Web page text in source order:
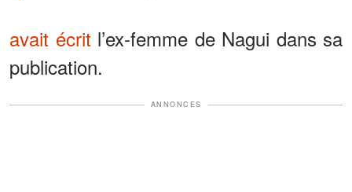
avait écrit l’ex-femme de Nagui dans sa
publication.
ANNONCES